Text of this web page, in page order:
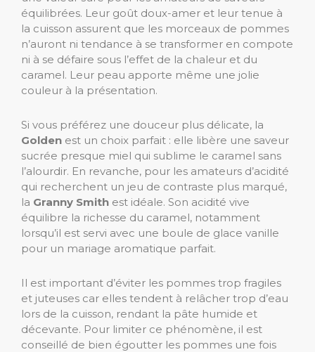
équilibrées. Leur goût doux-amer et leur tenue à
la cuisson assurent que les morceaux de pommes
n’auront ni tendance à se transformer en compote
ni à se défaire sous l’effet de la chaleur et du
caramel. Leur peau apporte même une jolie
couleur à la présentation.
Si vous préférez une douceur plus délicate, la
Golden est un choix parfait : elle libère une saveur
sucrée presque miel qui sublime le caramel sans
l’alourdir. En revanche, pour les amateurs d’acidité
qui recherchent un jeu de contraste plus marqué,
la Granny Smith est idéale. Son acidité vive
équilibre la richesse du caramel, notamment
lorsqu’il est servi avec une boule de glace vanille
pour un mariage aromatique parfait.
Il est important d’éviter les pommes trop fragiles
et juteuses car elles tendent à relâcher trop d’eau
lors de la cuisson, rendant la pâte humide et
décevante. Pour limiter ce phénomène, il est
conseillé de bien égoutter les pommes une fois